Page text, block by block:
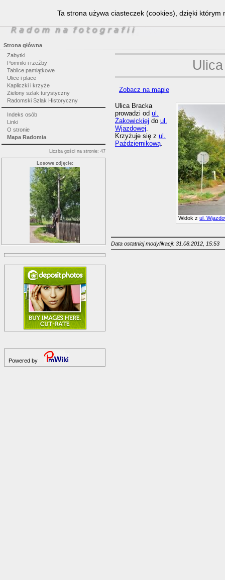
Strona główna
Zabytki
Pomniki i rzeźby
Tablice pamiątkowe
Ulice i place
Kapliczki i krzyże
Zielony szlak turystyczny
Radomski Szlak Historyczny
Indeks osób
Linki
O stronie
Mapa Radomia
Liczba gości na stronie: 47
Losowe zdjęcie:
Powered by
Zobacz na mapie
Widok zul.
Ulica Bracka
prowadzi od ul.
Żakowickiej do ul.
Wjazdowej.
Krzyżuje się z ul.
Październikową.
Data ostatniej modyfikacji: 31.08.2012, 15:53
Ta strona używa ciasteczek (cookies), dzięki którym